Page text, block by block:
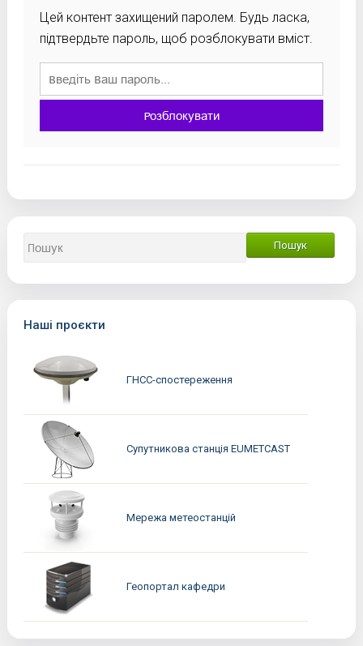
Цей контент захищений паролем. Будь ласка,
підтвердьте пароль, щоб розблокувати вміст.
Розблокувати
Наші проєкти
ГНСС-спостереження
Супутникова станція EUMETCAST
Мережа метеостанцій
Геопортал кафедри